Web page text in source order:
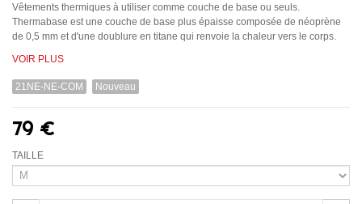
Vêtements thermiques à utiliser comme couche de base ou seuls.
Thermabase est une couche de base plus épaisse composée de néoprène
de 0,5 mm et d'une doublure en titane qui renvoie la chaleur vers le corps.
VOIR PLUS
21NE-NE-COM Nouveau
79 €
TAILLE